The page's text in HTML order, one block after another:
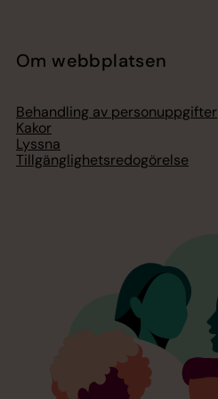
Om webbplatsen
Behandling av personuppgifter
Kakor
Lyssna
Tillgänglighetsredogörelse